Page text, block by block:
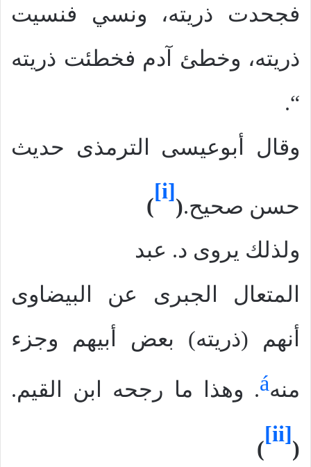
فجحدت ذريته، ونسي فنسيت
ذريته، وخطئ آدم فخطئت ذريته
“.
وقال أبوعيسى الترمذى حديث
حسن صحيح.(
[i]
)
ولذلك يروى د. عبد
المتعال الجبرى عن البيضاوى
أنهم (ذريته) بعض أبيهم وجزء
منهá. وهذا ما رجحه ابن القيم.
(
[ii]
)